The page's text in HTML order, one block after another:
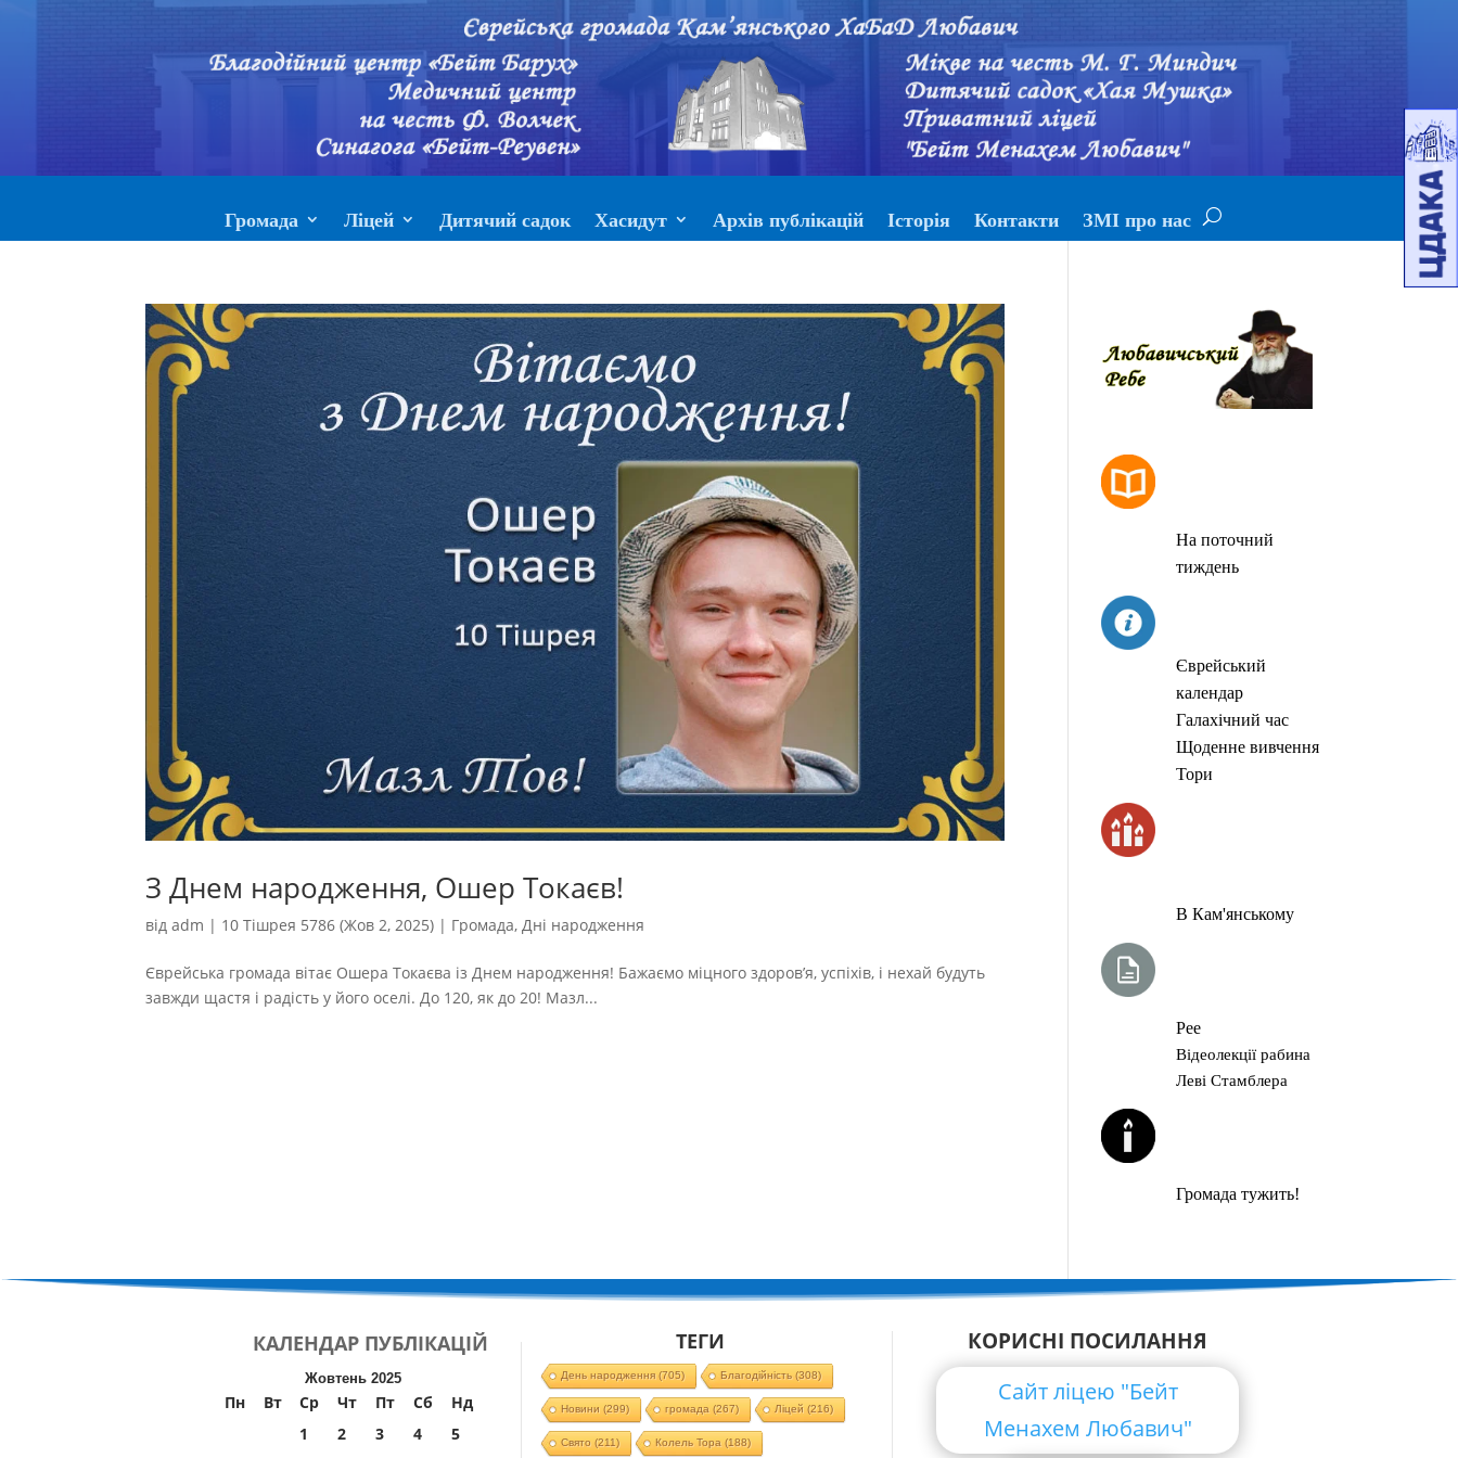
Громада Ліцей Дитячий садок Хасидут Архів публікацій Історія Контакти ЗМІ про нас
З Днем народження, Ошер Токаєв!
відadm | 10 Тішрея 5786 (Жов 2, 2025) | Громада, Дні народження
Єврейська громада вітає Ошера Токаєва із Днем народження! Бажаємо міцного здоров’я, успіхів, і нехай будуть
завжди щастя і радість у його оселі. До 120, як до 20! Мазл...
На поточний
тиждень
Єврейський
календар
Галахічний час
Щоденне вивчення
Тори
В Кам'янському
Рее
Відеолекції рабина
Леві Стамблера
Громада тужить!
КАЛЕНДАР ПУБЛІКАЦІЙ
Жовтень 2025
Пн Вт Ср Чт Пт Сб
Нд
1
2 3 4
5
ТЕГИ
День народження(705) Благодійність (308)
Новини (299) громада (267) Ліцей (216)
Свято (211) Колель Тора (188)
КОРИСНІ ПОСИЛАННЯ
Сайт ліцею "Бейт
Менахем Любавич"